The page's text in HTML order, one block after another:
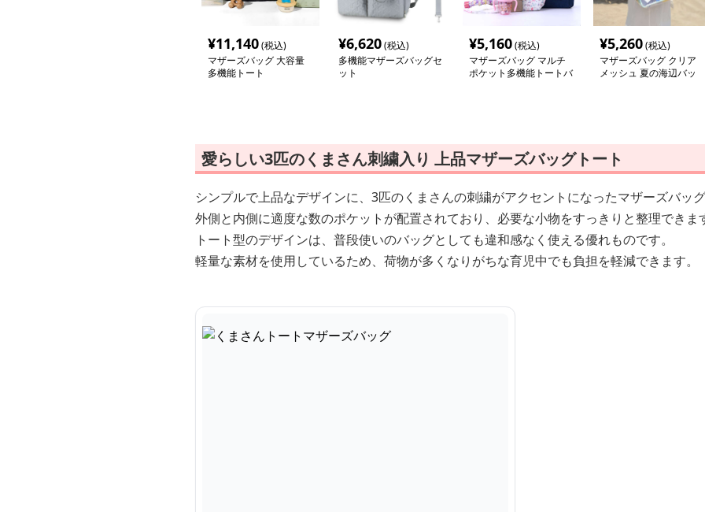
¥11,140(税込)
マザーズバッグ 大容量
多機能トート
¥6,620(税込)
多機能マザーズバッグセ
ット
¥5,160(税込)
マザーズバッグ マルチ
ポケット多機能トートバ
¥5,260(税込)
マザーズバッグ クリア
メッシュ 夏の海辺バッ
愛らしい3匹のくまさん刺繍入り 上品マザーズバッグトート
シンプルで上品なデザインに、3匹のくまさんの刺繍がアクセントになったマザーズバッグ
外側と内側に適度な数のポケットが配置されており、必要な小物をすっきりと整理できま
トート型のデザインは、普段使いのバッグとしても違和感なく使える優れものです。
軽量な素材を使用しているため、荷物が多くなりがちな育児中でも負担を軽減できます。